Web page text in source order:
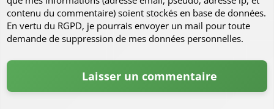
contenu du commentaire) soient stockés en base de données.
En vertu du RGPD, je pourrais envoyer un mail pour toute
demande de suppression de mes données personnelles.